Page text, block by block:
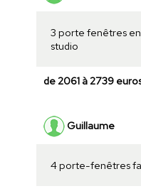
3 porte fenêtres
studio
de 2061 à 2739
Guillaume
4 porte-fenêtres